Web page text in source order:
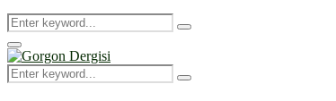
Search
for:
Search
Primary
Menu
Search
for:
Search